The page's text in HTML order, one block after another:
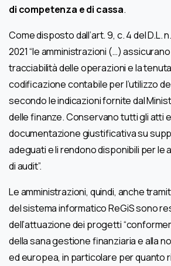
di competenza e di cassa.
Come disposto dall’art. 9, c. 4 del D.L.
2021 “le amministrazioni (…)
tracciabilità delle operazioni e la
codificazione contabile per l’utilizzo
secondo le indicazioni fornite dal
delle finanze. Conservano tutti gli atti
documentazione giustificativa su
adeguati e li rendono disponibili per le
di audit”.
Le amministrazioni, quindi, anche
del sistema informatico ReGiS sono
dell’attuazione dei progetti
della sana gestione finanziaria e alla
ed europea, in particolare per quanto